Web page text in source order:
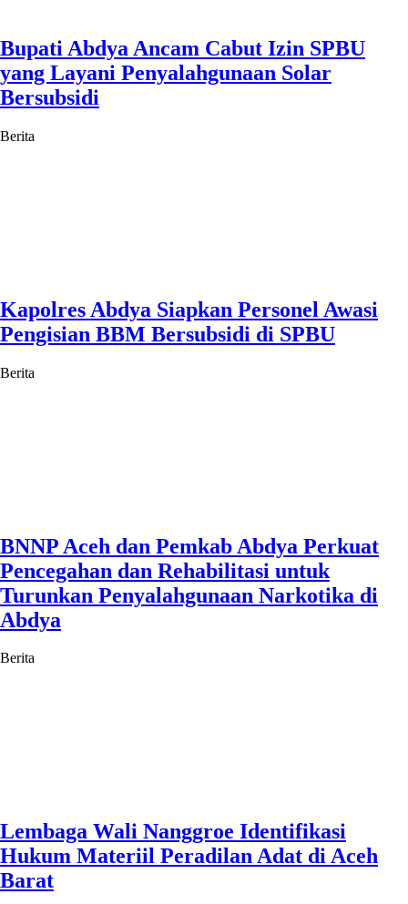
Bupati Abdya Ancam Cabut Izin SPBU
yang Layani Penyalahgunaan Solar
Bersubsidi
Berita
Kapolres Abdya Siapkan Personel Awasi
Pengisian BBM Bersubsidi di SPBU
Berita
BNNP Aceh dan Pemkab Abdya Perkuat
Pencegahan dan Rehabilitasi untuk
Turunkan Penyalahgunaan Narkotika di
Abdya
Berita
Lembaga Wali Nanggroe Identifikasi
Hukum Materiil Peradilan Adat di Aceh
Barat